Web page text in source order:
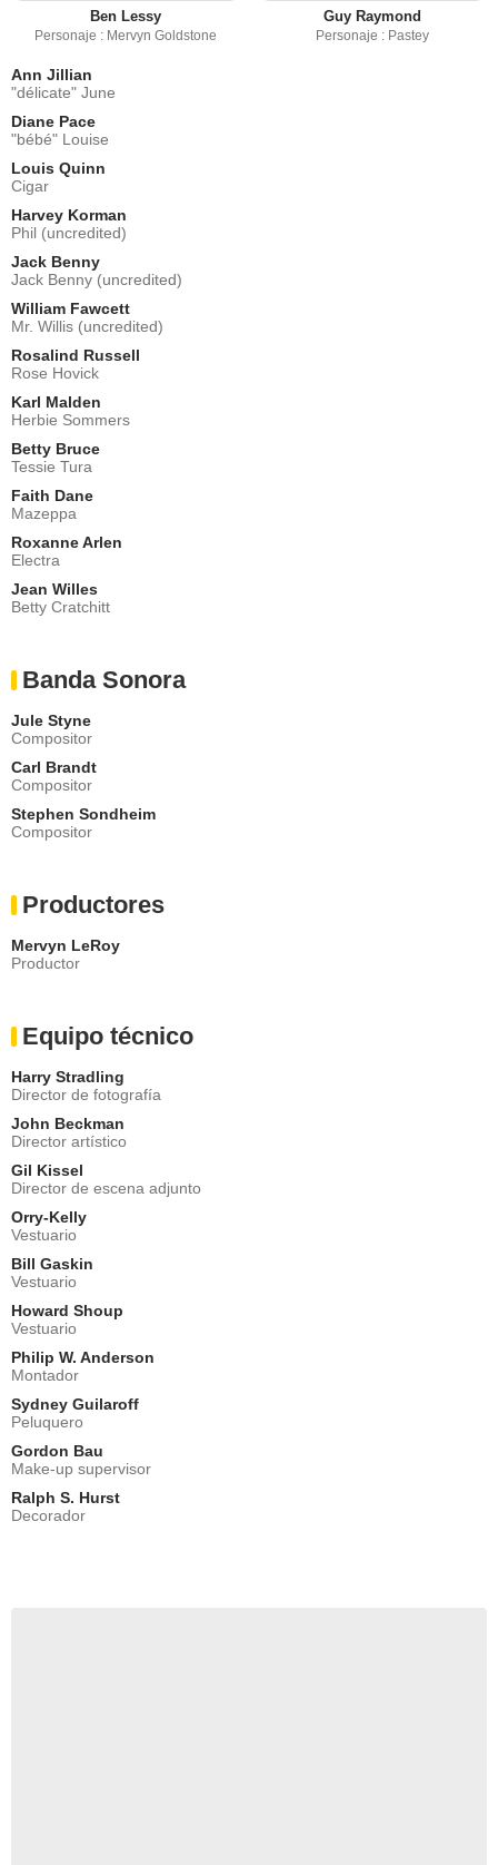
Ben Lessy
Personaje : Mervyn Goldstone
Guy Raymond
Personaje : Pastey
Ann Jillian
"délicate" June
Diane Pace
"bébé" Louise
Louis Quinn
Cigar
Harvey Korman
Phil (uncredited)
Jack Benny
Jack Benny (uncredited)
William Fawcett
Mr. Willis (uncredited)
Rosalind Russell
Rose Hovick
Karl Malden
Herbie Sommers
Betty Bruce
Tessie Tura
Faith Dane
Mazeppa
Roxanne Arlen
Electra
Jean Willes
Betty Cratchitt
Banda Sonora
Jule Styne
Compositor
Carl Brandt
Compositor
Stephen Sondheim
Compositor
Productores
Mervyn LeRoy
Productor
Equipo técnico
Harry Stradling
Director de fotografía
John Beckman
Director artístico
Gil Kissel
Director de escena adjunto
Orry-Kelly
Vestuario
Bill Gaskin
Vestuario
Howard Shoup
Vestuario
Philip W. Anderson
Montador
Sydney Guilaroff
Peluquero
Gordon Bau
Make-up supervisor
Ralph S. Hurst
Decorador